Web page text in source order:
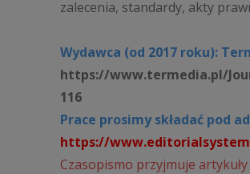
zalecenia, standardy, akty
Wydawca (od 2017 roku):
https://www.termedia.pl/
116
Prace prosimy składać pod
https://
Czasopismo przyjmuje artykuły